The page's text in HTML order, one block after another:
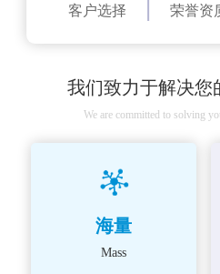
客户选择 荣誉资
我们致力于解决您
We are committed to solving
海量
Mass